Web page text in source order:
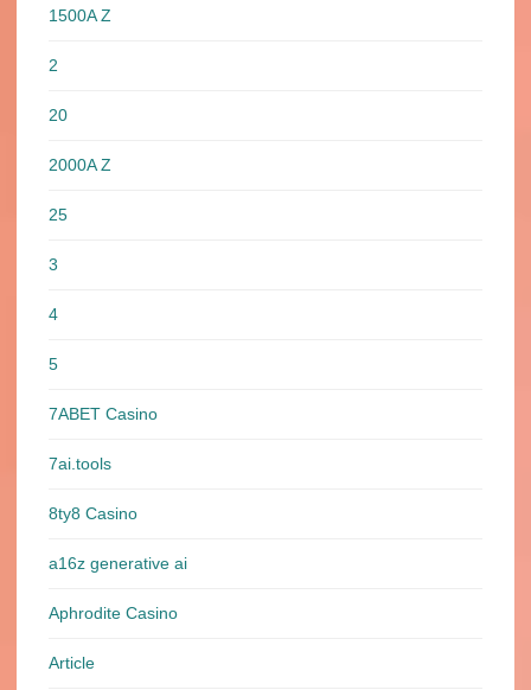
1500A Z
2
20
2000A Z
25
3
4
5
7ABET Casino
7ai.tools
8ty8 Casino
a16z generative ai
Aphrodite Casino
Article